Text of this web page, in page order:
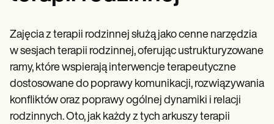
Zajęcia z terapii rodzinnej służą jako cenne narzędzia
w sesjach terapii rodzinnej, oferując ustrukturyzowane
ramy, które wspierają interwencje terapeutyczne
dostosowane do poprawy komunikacji, rozwiązywania
konfliktów oraz poprawy ogólnej dynamiki i relacji
rodzinnych. Oto, jak każdy z tych arkuszy terapii